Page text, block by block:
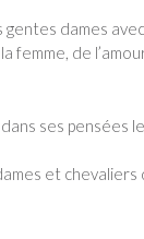
dames
femme, de
ses pensées
et chevaliers